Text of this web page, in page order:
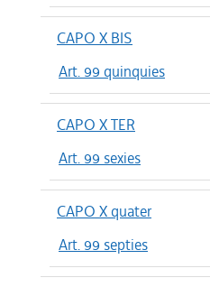
CAPO X BIS
Art. 99 quinquies
CAPO X TER
Art. 99 sexies
CAPO X quater
Art. 99 septies